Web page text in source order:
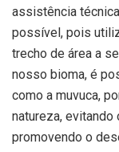
assistência
possível, pois
trecho de área a
nosso bioma, é
como a muvuca,
natureza,
promovendo o